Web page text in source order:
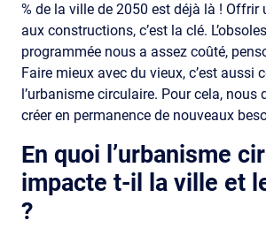
% de la ville de 2050 est déjà là ! Offrir
aux constructions, c’est la clé.
programmée nous a assez coûté,
Faire mieux avec du vieux, c’est aussi
l’urbanisme circulaire. Pour cela, nous
créer en permanence de nouveaux
En quoi l’urbanisme
impacte t-il la ville et
?